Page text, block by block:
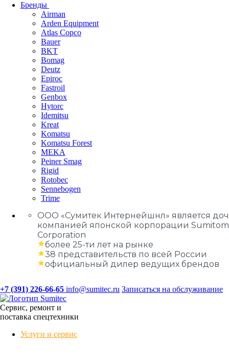
Бренды
Airman
Arden Equipment
Atlas Сopco
Bauer
BKT
Bomag
Deutz
Epiroc
Fastroil
Genbox
Hytorc
Idemitsu
Kreat
Komatsu
Komatsu Forest
MEKA
Peiner Smag
Rigid
Rotobec
Sennebogen
Trime
ООО «Сумитек Интернейшнл» является
компанией японской корпорации
Corporation
более 25-ти лет на рынке
38 представительств по всей России
официальный дилер ведущих брендов
+7 (391) 226-66-65 info@sumitec.ru Записаться на обслуживание
Сервис, ремонт и
поставка спецтехники
Услуги и сервис